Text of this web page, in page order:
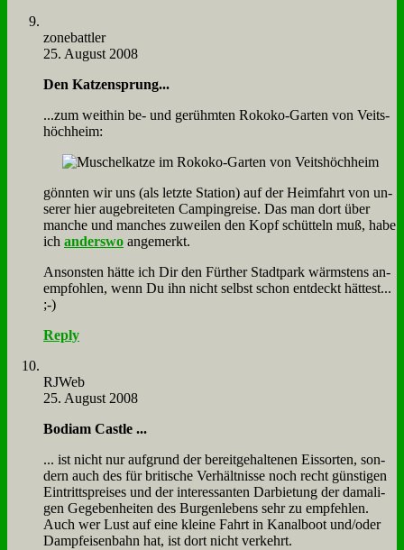
zone­batt­ler
25. August 2008
Den Kat­zen­sprung...
...zum weit­hin be- und ge­rühm­ten Ro­ko­ko-Gar­ten von Veits­
höch­heim:
gönn­ten wir uns (als letz­te Sta­ti­on) auf der Heim­fahrt von un­
se­rer hier au­gebrei­te­ten Cam­ping­rei­se. Das man dort über
man­che und man­ches zu­wei­len den Kopf schüt­teln muß, ha­be
ich an­ders­wo an­ge­merkt.
An­son­sten hät­te ich Dir den Für­ther Stadt­park wärm­stens an­
emp­foh­len, wenn Du ihn nicht selbst schon ent­deckt hät­test...
;-)
Reply
RJ­Web
25. August 2008
Bo­diam Cast­le ...
... ist nicht nur auf­grund der be­reit­ge­hal­te­nen Eis­sor­ten, son­
dern auch des für bri­ti­sche Ver­hält­nis­se noch recht gün­sti­gen
Ein­tritts­prei­ses und der in­ter­es­san­ten Dar­bie­tung der da­ma­li­
gen Ge­ge­ben­hei­ten des Bur­gen­le­bens sehr zu emp­feh­len.
Auch wer Lust auf ei­ne klei­ne Fahrt in Ka­nal­boot und/oder
Dampf­ei­sen­bahn hat, ist dort nicht ver­kehrt.